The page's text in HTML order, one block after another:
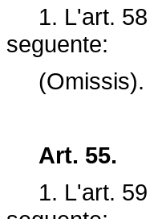
1. L'art. 58
seguente:
(Omissis).
Art. 55.
1. L'art. 59